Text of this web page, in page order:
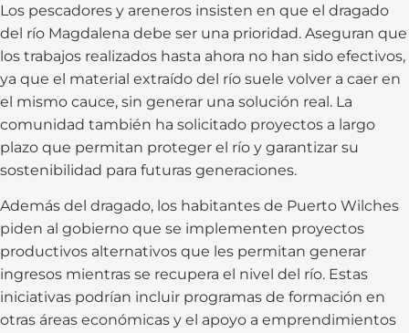
Los pescadores y areneros insisten en que el dragado
del río Magdalena debe ser una prioridad. Aseguran que
los trabajos realizados hasta ahora no han sido efectivos,
ya que el material extraído del río suele volver a caer en
el mismo cauce, sin generar una solución real. La
comunidad también ha solicitado proyectos a largo
plazo que permitan proteger el río y garantizar su
sostenibilidad para futuras generaciones.
Además del dragado, los habitantes de Puerto Wilches
piden al gobierno que se implementen proyectos
productivos alternativos que les permitan generar
ingresos mientras se recupera el nivel del río. Estas
iniciativas podrían incluir programas de formación en
otras áreas económicas y el apoyo a emprendimientos